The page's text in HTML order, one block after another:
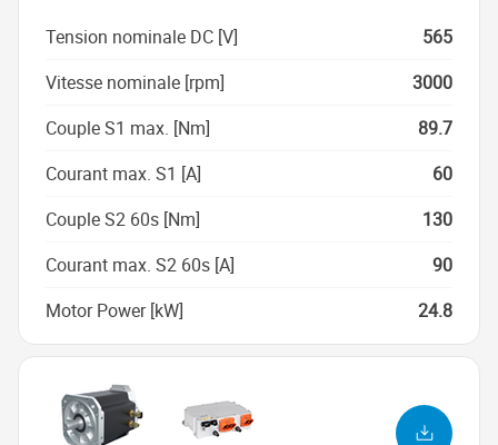
Tension nominale DC [V]
565
Vitesse nominale [rpm]
3000
Couple S1 max. [Nm]
89.7
Courant max. S1 [A]
60
Couple S2 60s [Nm]
130
Courant max. S2 60s [A]
90
Motor Power [kW]
24.8